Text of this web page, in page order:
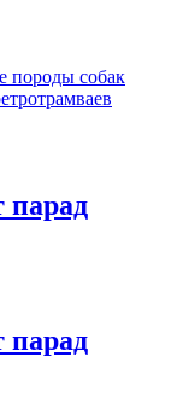
породы собак
парад
парад